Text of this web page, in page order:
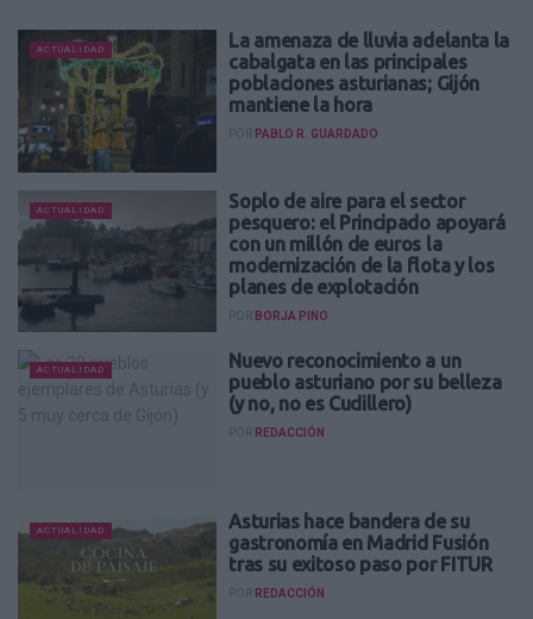
ACTUALIDAD
La amenaza de lluvia adelanta la
cabalgata en las principales
poblaciones asturianas; Gijón
mantiene la hora
POR PABLO R. GUARDADO
ACTUALIDAD
Soplo de aire para el sector
pesquero: el Principado apoyará
con un millón de euros la
modernización de la flota y los
planes de explotación
POR BORJA PINO
ACTUALIDAD
Nuevo reconocimiento a un
pueblo asturiano por su belleza
(y no, no es Cudillero)
POR REDACCIÓN
ACTUALIDAD
Asturias hace bandera de su
gastronomía en Madrid Fusión
tras su exitoso paso por FITUR
POR REDACCIÓN